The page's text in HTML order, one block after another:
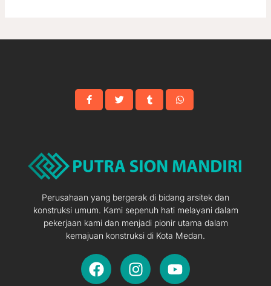
Perusahaan yang bergerak di bidang arsitek dan
konstruksi umum. Kami sepenuh hati melayani dalam
pekerjaan kami dan menjadi pionir utama dalam
kemajuan konstruksi di Kota Medan.
F
a
I
n
Y
o